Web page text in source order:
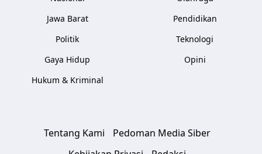
Jawa Barat
Politik
Gaya Hidup
Hukum & Kriminal
Pendidikan
Teknologi
Opini
Tentang Kami
Pedoman Media Siber